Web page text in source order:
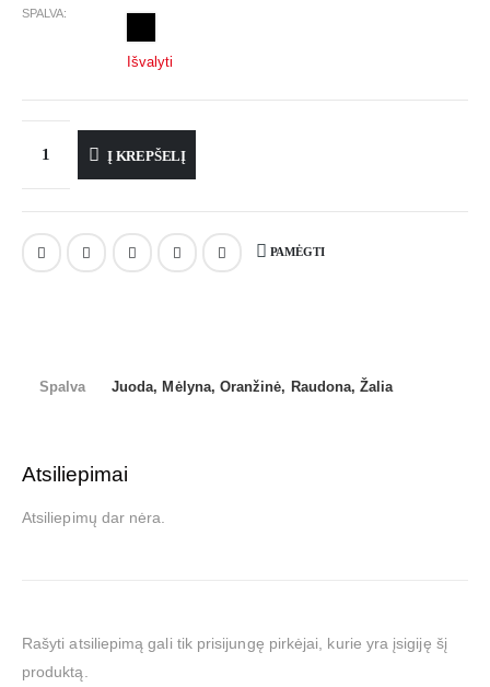
SPALVA
Išvalyti
Į KREPŠELĮ
PAMĖGTI
Spalva Juoda, Mėlyna, Oranžinė, Raudona, Žalia
Atsiliepimai
Atsiliepimų dar nėra.
Rašyti atsiliepimą gali tik prisijungę pirkėjai, kurie yra įsigiję šį
produktą.